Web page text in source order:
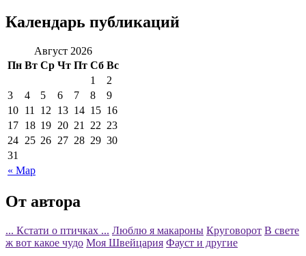
Календарь публикаций
Август 2026
Пн Вт Ср Чт Пт Сб Вс
« Мар
1
2
3
4 5 6 7 8
9
10 11 12 13 14 15 16
17 18 19 20 21 22 23
24 25 26 27 28 29 30
31
От автора
... Кстати о птичках ... Люблю я макароны Круговорот В свете
ж вот какое чудо Моя Швейцария Фауст и другие